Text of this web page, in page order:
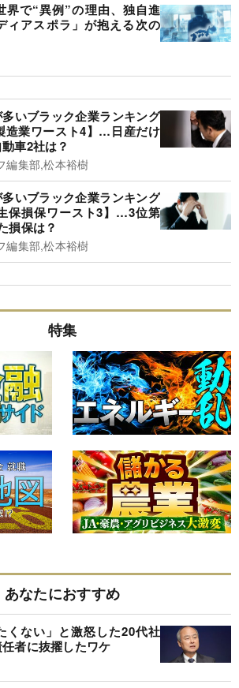
界で“異例”の理由、独自進
ィアスポラ」が抱える次の
いブラック企業ランキング
造業ワースト4】…日産だけ
車2社は？
編集部,松本裕樹
いブラック企業ランキング
保損保ワースト3】…3位第
損保は？
編集部,松本裕樹
特集
あなたにおすすめ
くない」と激怒した20代社
者に抜擢したワケ